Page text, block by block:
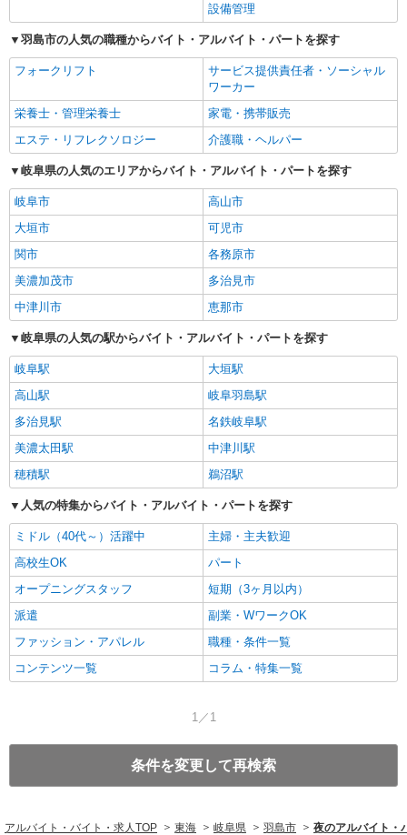
設備管理
羽島市の人気の職種からバイト・アルバイト・パートを探す
フォークリフト
サービス提供責任者・ソーシャル
ワーカー
栄養士・管理栄養士
家電・携帯販売
エステ・リフレクソロジー
介護職・ヘルパー
岐阜県の人気のエリアからバイト・アルバイト・パートを探す
岐阜市
高山市
大垣市
可児市
関市
各務原市
美濃加茂市
多治見市
中津川市
恵那市
岐阜県の人気の駅からバイト・アルバイト・パートを探す
岐阜駅
大垣駅
高山駅
岐阜羽島駅
多治見駅
名鉄岐阜駅
美濃太田駅
中津川駅
穂積駅
鵜沼駅
人気の特集からバイト・アルバイト・パートを探す
ミドル（40代～）活躍中
主婦・主夫歓迎
高校生OK
パート
オープニングスタッフ
短期（3ヶ月以内）
派遣
副業・WワークOK
ファッション・アパレル
職種・条件一覧
コンテンツ一覧
コラム・特集一覧
1／1
条件を変更して再検索
アルバイト・バイト・求人TOP 東海 岐阜県 羽島市 夜のアルバイト・